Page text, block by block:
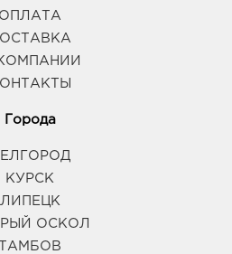
ОПЛАТА
Города
КУРСК
ЛИПЕЦК
ОСКОЛ
ТАМБОВ